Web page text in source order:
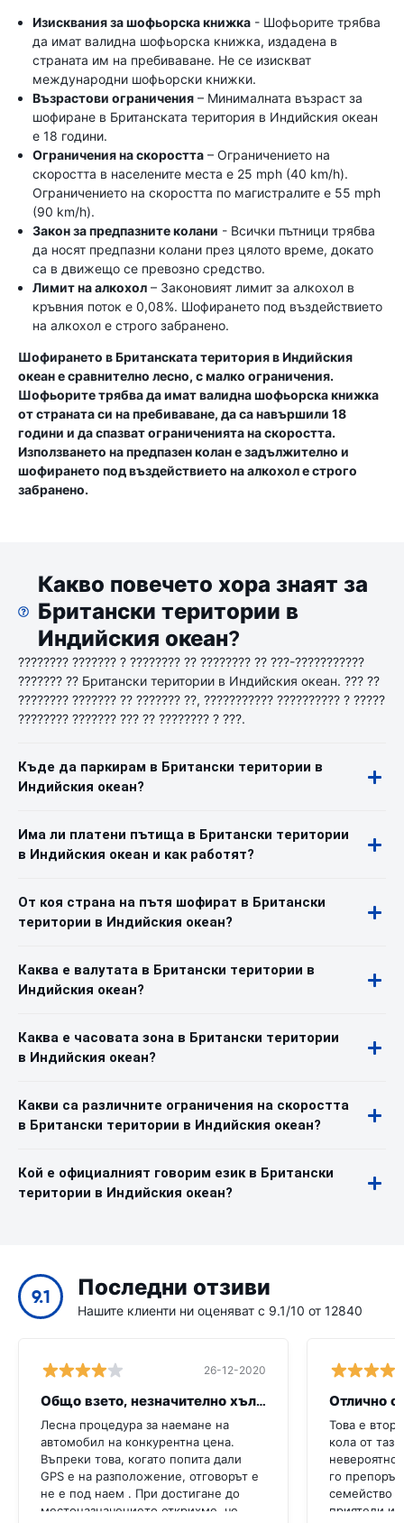
Изисквания за шофьорска книжка - Шофьорите трябва
да имат валидна шофьорска книжка, издадена в
страната им на пребиваване. Не се изискват
международни шофьорски книжки.
Възрастови ограничения – Минималната възраст за
шофиране в Британската територия в Индийския океан
е 18 години.
Ограничения на скоростта – Ограничението на
скоростта в населените места е 25 mph (40 km/h).
Ограничението на скоростта по магистралите е 55 mph
(90 km/h).
Закон за предпазните колани - Всички пътници трябва
да носят предпазни колани през цялото време, докато
са в движещо се превозно средство.
Лимит на алкохол – Законовият лимит за алкохол в
кръвния поток е 0,08%. Шофирането под въздействието
на алкохол е строго забранено.
Шофирането в Британската територия в Индийския
океан е сравнително лесно, с малко ограничения.
Шофьорите трябва да имат валидна шофьорска книжка
от страната си на пребиваване, да са навършили 18
години и да спазват ограниченията на скоростта.
Използването на предпазен колан е задължително и
шофирането под въздействието на алкохол е строго
забранено.
Какво повечето хора знаят за
Британски територии в
Индийския океан?
???????? ??????? ? ???????? ?? ???????? ?? ???-???????????
??????? ?? Британски територии в Индийския океан. ??? ??
???????? ??????? ?? ??????? ??, ??????????? ?????????? ? ?????
???????? ??????? ??? ?? ???????? ? ???.
Къде да паркирам в Британски територии в
Индийския океан?
Има ли платени пътища в Британски територии
в Индийския океан и как работят?
От коя страна на пътя шофират в Британски
територии в Индийския океан?
Каква е валутата в Британски територии в
Индийския океан?
Каква е часовата зона в Британски територии
в Индийския океан?
Какви са различните ограничения на скоростта
в Британски територии в Индийския океан?
Кой е официалният говорим език в Британски
територии в Индийския океан?
9.1 Последни отзиви
Нашите клиенти ни оценяват с 9.1/10 от 12840
26-12-2020
Общо взето, незначително хълцане
Лесна процедура за наемане на
автомобил на конкурентна цена.
Въпреки това, когато попита дали
GPS е на разположение, отговорът е
не е под наем . При достигане до
местоназначението открихме, че
Отлично
Това е
кола от
го
семейство
приятели и